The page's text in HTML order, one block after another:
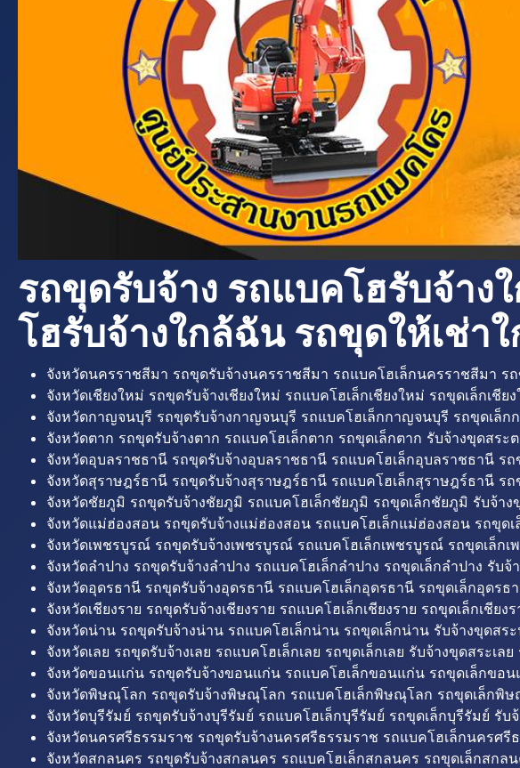
รถขุดรับจ้าง รถแบคโฮรับจ้าง
โฮรับจ้างใกล้ฉัน รถขุดให้เช่า
จังหวัดนครราชสีมา รถขุดรับจ้างนครราชสีมา รถแบคโฮเล็กนครราชสีมา
จังหวัดเชียงใหม่ รถขุดรับจ้างเชียงใหม่ รถแบคโฮเล็กเชียงใหม่ รถขุดเล็กเชี
จังหวัดกาญจนบุรี รถขุดรับจ้างกาญจนบุรี รถแบคโฮเล็กกาญจนบุรี รถขุดเล็
จังหวัดตาก รถขุดรับจ้างตาก รถแบคโฮเล็กตาก รถขุดเล็กตาก รับจ้างขุดสระ
จังหวัดอุบลราชธานี รถขุดรับจ้างอุบลราชธานี รถแบคโฮเล็กอุบลราชธานี
จังหวัดสุราษฎร์ธานี รถขุดรับจ้างสุราษฎร์ธานี รถแบคโฮเล็กสุราษฎร์ธานี
จังหวัดชัยภูมิ รถขุดรับจ้างชัยภูมิ รถแบคโฮเล็กชัยภูมิ รถขุดเล็กชัยภูมิ รับจ้า
จังหวัดแม่ฮ่องสอน รถขุดรับจ้างแม่ฮ่องสอน รถแบคโฮเล็กแม่ฮ่องสอน รถขุ
จังหวัดเพชรบูรณ์ รถขุดรับจ้างเพชรบูรณ์ รถแบคโฮเล็กเพชรบูรณ์ รถขุดเล็
จังหวัดลำปาง รถขุดรับจ้างลำปาง รถแบคโฮเล็กลำปาง รถขุดเล็กลำปาง รับ
จังหวัดอุดรธานี รถขุดรับจ้างอุดรธานี รถแบคโฮเล็กอุดรธานี รถขุดเล็กอุดร
จังหวัดเชียงราย รถขุดรับจ้างเชียงราย รถแบคโฮเล็กเชียงราย รถขุดเล็กเชีย
จังหวัดน่าน รถขุดรับจ้างน่าน รถแบคโฮเล็กน่าน รถขุดเล็กน่าน รับจ้างขุดสร
จังหวัดเลย รถขุดรับจ้างเลย รถแบคโฮเล็กเลย รถขุดเล็กเลย รับจ้างขุดสระเล
จังหวัดขอนแก่น รถขุดรับจ้างขอนแก่น รถแบคโฮเล็กขอนแก่น รถขุดเล็กขอ
จังหวัดพิษณุโลก รถขุดรับจ้างพิษณุโลก รถแบคโฮเล็กพิษณุโลก รถขุดเล็กพิ
จังหวัดบุรีรัมย์ รถขุดรับจ้างบุรีรัมย์ รถแบคโฮเล็กบุรีรัมย์ รถขุดเล็กบุรีรัมย์ รั
จังหวัดนครศรีธรรมราช รถขุดรับจ้างนครศรีธรรมราช รถแบคโฮเล็กนครศ
จังหวัดสกลนคร รถขุดรับจ้างสกลนคร รถแบคโฮเล็กสกลนคร รถขุดเล็กสก